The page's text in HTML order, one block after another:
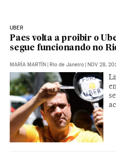
UBER
Paes volta a proibir o
segue funcionando no
MARÍA MARTÍN | Rio de Janeiro | NOV 28,